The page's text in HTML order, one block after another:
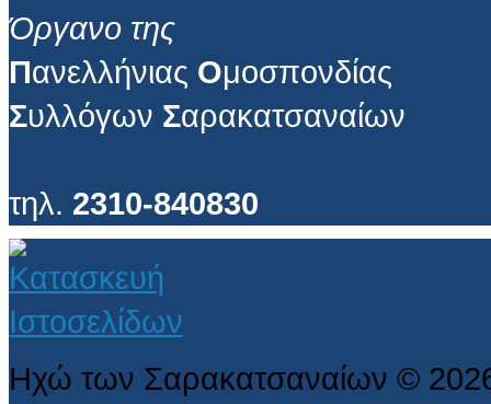
Όργανο της
Πανελλήνιας Ομοσπονδίας
Συλλόγων Σαρακατσαναίων
τηλ. 2310-840830
Ηχώ των Σαρακατσαναίων ©